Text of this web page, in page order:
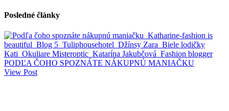
Posledné články
PODĽA ČOHO SPOZNÁTE NÁKUPNÚ MANIAČKU
View Post